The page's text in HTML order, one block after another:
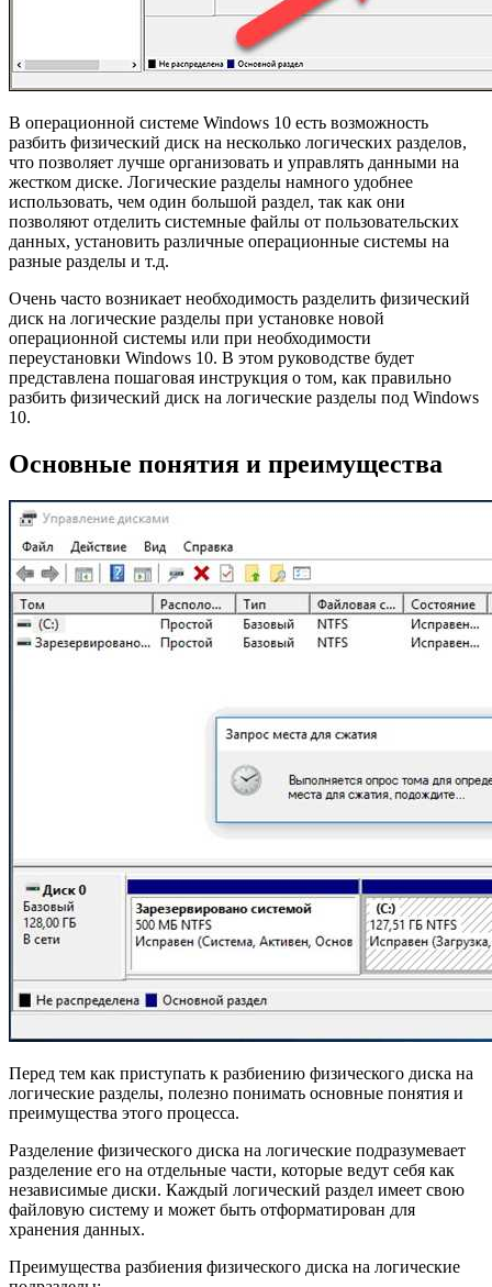
В операционной системе Windows 10 есть возможность
разбить физический диск на несколько логических разделов,
что позволяет лучше организовать и управлять данными на
жестком диске. Логические разделы намного удобнее
использовать, чем один большой раздел, так как они
позволяют отделить системные файлы от пользовательских
данных, установить различные операционные системы на
разные разделы и т.д.
Очень часто возникает необходимость разделить физический
диск на логические разделы при установке новой
операционной системы или при необходимости
переустановки Windows 10. В этом руководстве будет
представлена пошаговая инструкция о том, как правильно
разбить физический диск на логические разделы под Windows
10.
Основные понятия и преимущества
Перед тем как приступать к разбиению физического диска на
логические разделы, полезно понимать основные понятия и
преимущества этого процесса.
Разделение физического диска на логические подразумевает
разделение его на отдельные части, которые ведут себя как
независимые диски. Каждый логический раздел имеет свою
файловую систему и может быть отформатирован для
хранения данных.
Преимущества разбиения физического диска на логические